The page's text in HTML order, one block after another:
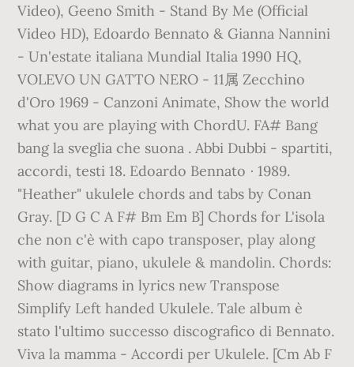
Video), Geeno Smith - Stand By Me (Official
Video HD), Edoardo Bennato & Gianna Nannini
- Un'estate italiana Mundial Italia 1990 HQ,
VOLEVO UN GATTO NERO - 11属 Zecchino
d'Oro 1969 - Canzoni Animate, Show the world
what you are playing with ChordU. FA# Bang
bang la sveglia che suona . Abbi Dubbi - spartiti,
accordi, testi 18. Edoardo Bennato ∙ 1989.
"Heather" ukulele chords and tabs by Conan
Gray. [D G C A F# Bm Em B] Chords for L'isola
che non c'è with capo transposer, play along
with guitar, piano, ukulele & mandolin. Chords:
Show diagrams in lyrics new Transpose
Simplify Left handed Ukulele. Tale album è
stato l'ultimo successo discografico di Bennato.
Viva la mamma - Accordi per Ukulele. [Cm Ab F